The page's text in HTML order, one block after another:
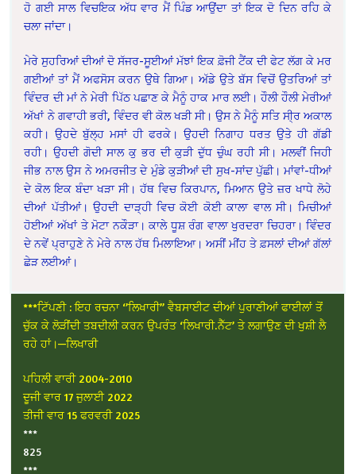
ਹੋ ਗਈ ਸਾਲ ਵਿਚਇਕ ਅੱਧ ਵਾਰ ਮੈਂ ਪਿੰਡ ਆਉਂਦਾ ਤਾਂ ਇਕ ਦੋ ਦਿਨ ਰਹਿ ਕੇ
ਚਲਾ ਜਾਂਦਾ।
ਮੇਰੇ ਸੁਹਰਿਆਂ ਦੀਆਂ ਦੋ ਸੱਜਰ-ਸੂਈਆਂ ਮੱਝਾਂ ਇਕ ਫ਼ੋਜੀ ਟੈਂਕ ਦੀ ਫੇਟ ਲੱਗ ਕੇ ਮਰ
ਗਈਆਂ ਤਾਂ ਮੈਂ ਅਫਸੋਸ ਕਰਨ ਉਥੇ ਗਿਆ। ਅੱਡੇ ਉਤੇ ਬੱਸ ਵਿਚੋਂ ਉਤਰਿਆਂ ਤਾਂ
ਵਿੰਦਰ ਦੀ ਮਾਂ ਨੇ ਮੇਰੀ ਪਿੱਠ ਪਛਾਣ ਕੇ ਮੈਨੂੰ ਹਾਕ ਮਾਰ ਲਈ। ਹੌਲੀ ਹੌਲੀ ਮੇਰੀਆਂ
ਅੱਖਾਂ ਨੇ ਗਵਾਹੀ ਭਰੀ, ਵਿੰਦਰ ਵੀ ਕੋਲ ਖੜੀ ਸੀ। ਉਸ ਨੇ ਮੈਨੂੰ ਸਤਿ ਸੀ੍ਰ ਅਕਾਲ
ਕਹੀ। ਉਹਦੇ ਬੁੱਲ੍ਹ ਮਸਾਂ ਹੀ ਫਰਕੇ। ਉਹਦੀ ਨਿਗਾਹ ਧਰਤ ਉਤੇ ਹੀ ਗੱਡੀ
ਰਹੀ। ਉਹਦੀ ਗੋਦੀ ਸਾਲ ਕੁ ਭਰ ਦੀ ਕੁੜੀ ਦੁੱਧ ਚੁੰਘ ਰਹੀ ਸੀ। ਮਲਵੀਂ ਜਿਹੀ
ਜੀਭ ਨਾਲ ਉਸ ਨੇ ਅਮਰਜੀਤ ਦੇ ਮੁੰਡੇ ਕੁੜੀਆਂ ਦੀ ਸੁਖ-ਸਾਂਦ ਪੁੱਛੀ। ਮਾਂਵਾਂ-ਧੀਆਂ
ਦੇ ਕੋਲ ਇਕ ਬੰਦਾ ਖੜਾ ਸੀ। ਹੱਥ ਵਿਚ ਕਿਰਪਾਨ, ਮਿਆਨ ਉਤੇ ਜ਼ਰ ਖਾਧੇ ਲੋਹੇ
ਦੀਆਂ ਪੱਤੀਆਂ। ਉਹਦੀ ਦਾੜ੍ਹੀ ਵਿਚ ਕੋਈ ਕੋਈ ਕਾਲਾ ਵਾਲ ਸੀ। ਮਿਚੀਆਂ
ਹੋਈਆਂ ਅੱਖਾਂ ਤੇ ਮੋਟਾ ਨਕੌੜਾ। ਕਾਲੇ ਧੂਸ਼ ਰੰਗ ਵਾਲਾ ਖੁਰਦਰਾ ਚਿਹਰਾ। ਵਿੰਦਰ
ਦੇ ਨਵੇਂ ਪ੍ਰਾਹੁਣੇ ਨੇ ਮੇਰੇ ਨਾਲ ਹੱਥ ਮਿਲਾਇਆ। ਅਸੀਂ ਮੀਂਹ ਤੇ ਫ਼ਸਲਾਂ ਦੀਆਂ ਗੱਲਾਂ
ਛੇੜ ਲਈਆਂ।
***ਟਿੱਪਣੀ : ਇਹ ਰਚਨਾ ‘’ਲਿਖਾਰੀ” ਵੈਬਸਾਈਟ ਦੀਆਂ ਪੁਰਾਣੀਆਂ ਫਾਈਲਾਂ ਤੋਂ
ਚੁੱਕ ਕੇ ਲੋੜੀਂਦੀ ਤਬਦੀਲੀ ਕਰਨ ਉਪਰੰਤ ‘ਲਿਖਾਰੀ.ਨੈੱਟ’ ਤੇ ਲਗਾਉਣ ਦੀ ਖੁਸ਼ੀ ਲੈ
ਰਹੇ ਹਾਂ।—ਲਿਖਾਰੀ
ਪਹਿਲੀ ਵਾਰੀ 2004-2010
ਦੂਜੀ ਵਾਰ 17 ਜੁਲਾਈ 2022
ਤੀਜੀ ਵਾਰ 15 ਫਰਵਰੀ 2025
***
825
***